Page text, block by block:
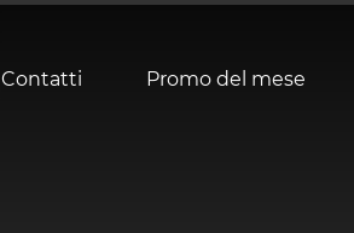
Contatti Promo del mese